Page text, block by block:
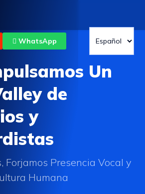
WhatsApp
Un
de
y
Forjamos Presencia Vocal y
Humana